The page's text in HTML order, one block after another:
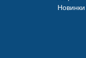
Новинки